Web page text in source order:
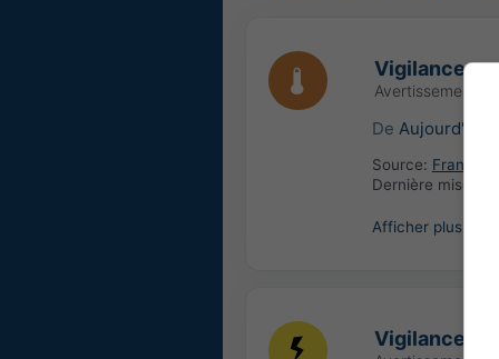
Vigilance
Avertissement
De Aujourd'hui
Source: France:
Dernière mise à
Afficher plus
Vigilance